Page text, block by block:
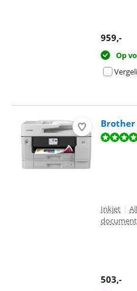
959,-
Op
Brother
Beoordeling is 9,6 van de 10,
Inkjet |
503,-